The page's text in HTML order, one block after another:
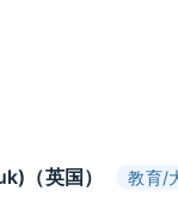
（英国） 教育/